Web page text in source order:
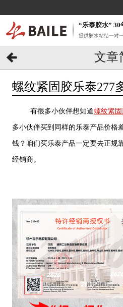
“乐泰胶水” 30
提供胶水粘结一对
文章
螺纹紧固胶乐泰
有很多小伙伴想知道螺纹紧
多小伙伴买到同样的乐泰产品价格
钱？咱们买乐泰产品一定要去正规
经销商。